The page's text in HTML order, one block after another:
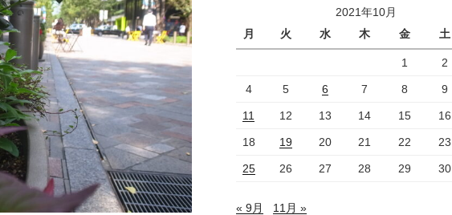
2021年10月
月
火 水 木 金 土
1 2
4 5 6 7 8 9
11 12 13 14 15 16
18 19 20 21 22 23
25 26 27 28 29 30
« 9月 11月 »